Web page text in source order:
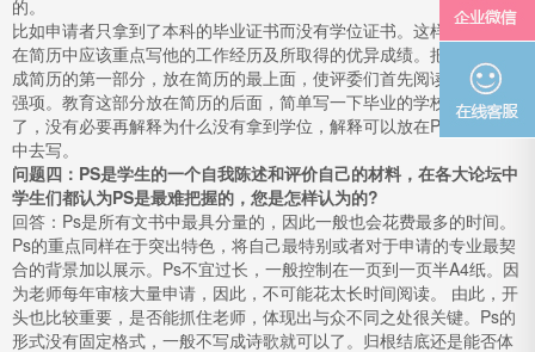
的。
比如申请者只拿到了本科的毕业证书而没有学位证书。这样的申请者
在简历中应该重点写他的工作经历及所取得的优异成绩。把这部分设
成简历的第一部分，放在简历的最上面，使评委们首先阅读的是他的
强项。教育这部分放在简历的后面，简单写一下毕业的学校就可以
了，没有必要再解释为什么没有拿到学位，解释可以放在PS或Essay
中去写。
问题四：PS是学生的一个自我陈述和评价自己的材料，在各大论坛中
学生们都认为PS是最难把握的，您是怎样认为的?
回答：Ps是所有文书中最具分量的，因此一般也会花费最多的时间。
Ps的重点同样在于突出特色，将自己最特别或者对于申请的专业最契
合的背景加以展示。Ps不宜过长，一般控制在一页到一页半A4纸。因
为老师每年审核大量申请，因此，不可能花太长时间阅读。 由此，开
头也比较重要，是否能抓住老师，体现出与众不同之处很关键。Ps的
形式没有固定格式，一般不写成诗歌就可以了。归根结底还是能否体